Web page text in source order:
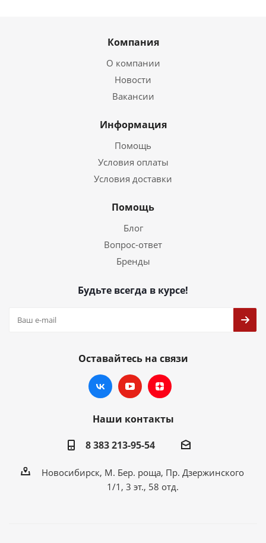
Компания
О компании
Новости
Вакансии
Информация
Помощь
Условия оплаты
Условия доставки
Помощь
Блог
Вопрос-ответ
Бренды
Будьте всегда в курсе!
Оставайтесь на связи
Наши контакты
8 383 213-95-54
Новосибирск, М. Бер. роща, Пр. Дзержинского
1/1, 3 эт., 58 отд.